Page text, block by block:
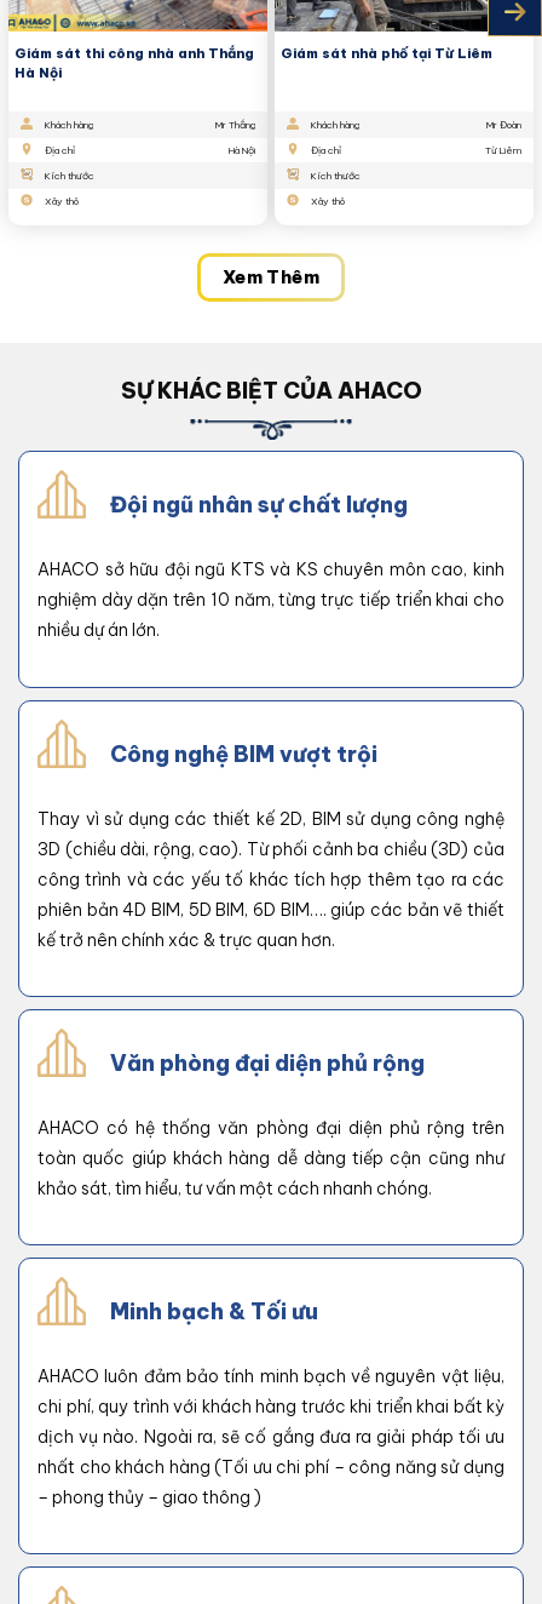
Giám sát thi công nhà anh Thắng
Hà Nội
Khách hàng Mr Thắng
Địa chỉ Hà Nội
Kích thước
Xây thô
Giám sát nhà phố tại Từ Liêm
Khách hàng Mr Đoàn
Địa chỉ Từ Liêm
Kích thước
Xây thô
Xem Thêm
SỰ KHÁC BIỆT CỦA AHACO
Đội ngũ nhân sự chất lượng
AHACO sở hữu đội ngũ KTS và KS chuyên môn cao, kinh
nghiệm dày dặn trên 10 năm, từng trực tiếp triển khai cho
nhiều dự án lớn.
Công nghệ BIM vượt trội
Thay vì sử dụng các thiết kế 2D, BIM sử dụng công nghệ
3D (chiều dài, rộng, cao). Từ phối cảnh ba chiều (3D) của
công trình và các yếu tố khác tích hợp thêm tạo ra các
phiên bản 4D BIM, 5D BIM, 6D BIM…. giúp các bản vẽ thiết
kế trở nên chính xác & trực quan hơn.
Văn phòng đại diện phủ rộng
AHACO có hệ thống văn phòng đại diện phủ rộng trên
toàn quốc giúp khách hàng dễ dàng tiếp cận cũng như
khảo sát, tìm hiểu, tư vấn một cách nhanh chóng.
Minh bạch & Tối ưu
AHACO luôn đảm bảo tính minh bạch về nguyên vật liệu,
chi phí, quy trình với khách hàng trước khi triển khai bất kỳ
dịch vụ nào. Ngoài ra, sẽ cố gắng đưa ra giải pháp tối ưu
nhất cho khách hàng (Tối ưu chi phí – công năng sử dụng
– phong thủy – giao thông )